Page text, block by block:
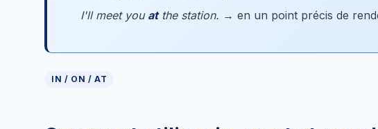
I'll meet you atthe station. → en un point précis de
IN / ON / AT